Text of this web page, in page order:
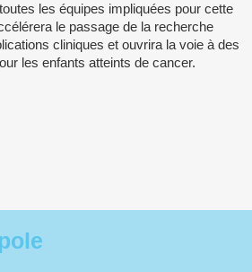
les équipes impliquées pour cette
le passage de la recherche
cliniques et ouvrira la voie à des
les enfants atteints de cancer.